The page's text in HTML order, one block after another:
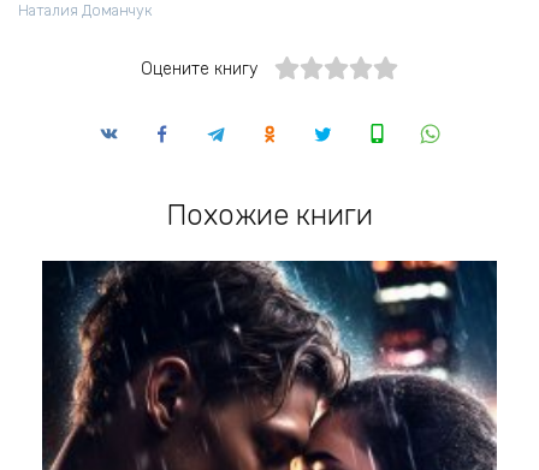
Наталия Доманчук
Оцените книгу
Похожие книги